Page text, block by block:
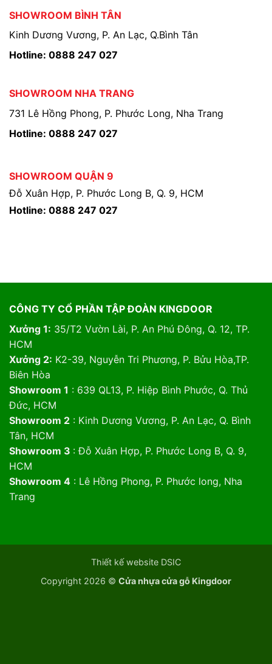
SHOWROOM BÌNH TÂN
Kinh Dương Vương, P. An Lạc, Q.Bình Tân
Hotline: 0888 247 027
SHOWROOM NHA TRANG
731 Lê Hồng Phong, P. Phước Long, Nha Trang
Hotline: 0888 247 027
SHOWROOM QUẬN 9
Đỗ Xuân Hợp, P. Phước Long B, Q. 9, HCM
Hotline: 0888 247 027
CÔNG TY CỔ PHẦN TẬP ĐOÀN KINGDOOR
Xưởng 1: 35/T2 Vườn Lài, P. An Phú Đông, Q. 12, TP.
HCM
Xưởng 2: K2-39, Nguyễn Tri Phương, P. Bửu Hòa,TP.
Biên Hòa
Showroom 1 : 639 QL13, P. Hiệp Bình Phước, Q. Thủ
Đức, HCM
Showroom 2: Kinh Dương Vương, P. An Lạc, Q. Bình
Tân, HCM
Showroom 3 : Đỗ Xuân Hợp, P. Phước Long B, Q. 9,
HCM
Showroom 4: Lê Hồng Phong, P. Phước long, Nha
Trang
Thiết kế website DSIC
Copyright 2026 © Cửa nhựa cửa gỗ Kingdoor